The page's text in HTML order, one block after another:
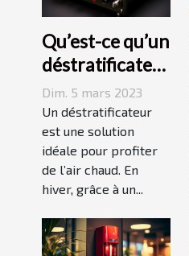
Qu’est-ce qu’un
déstratificateur
?
Dim. 5 mars 2023
Un déstratificateur
est une solution
idéale pour profiter
de l’air chaud. En
hiver, grâce à un...